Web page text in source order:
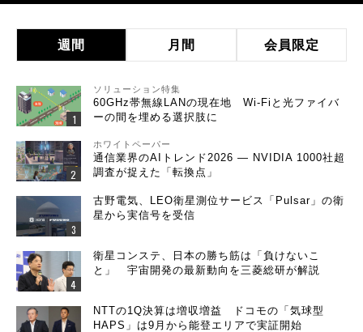
週間 月間 会員限定
ソリューション特集
60GHz帯無線LANの現在地 Wi-Fiと光ファイバ
ーの間を埋める選択肢に
ホワイトペーパー
通信業界のAIトレンド2026 ― NVIDIA 1000社超
調査が捉えた「転換点」
古野電気、LEO衛星測位サービス「Pulsar」の衛
星から実信号を受信
衛星コンステ、日本の勝ち筋は「負けないこ
と」 宇宙開発の最新動向を三菱総研が解説
NTTの1Q決算は増収増益 ドコモの「気球型
HAPS」は9月から能登エリアで実証開始